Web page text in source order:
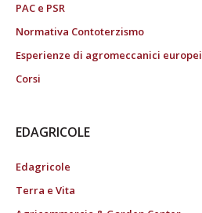
PAC e PSR
Normativa Contoterzismo
Esperienze di agromeccanici europei
Corsi
EDAGRICOLE
Edagricole
Terra e Vita